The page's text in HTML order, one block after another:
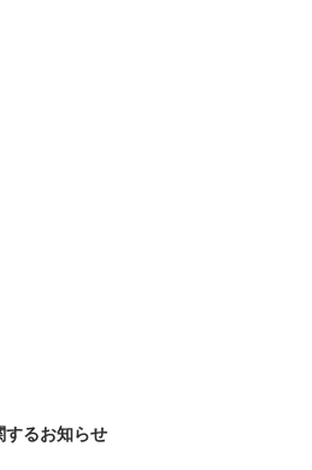
するお知らせ